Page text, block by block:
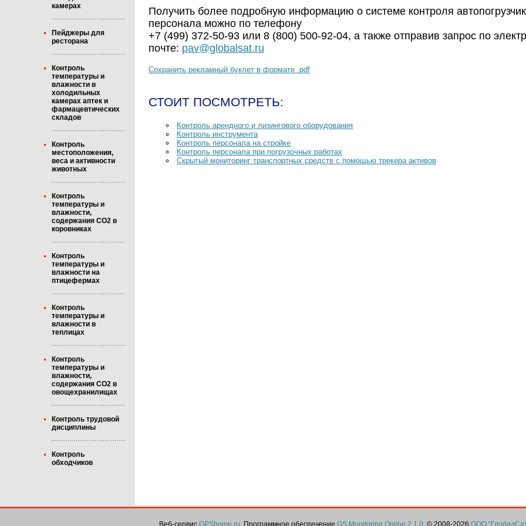
камерах
Пейджеры для
ресторана
Контроль
температуры и
влажности в
холодильных
камерах аптек и
фармацевтических
складов
Контроль
местоположения,
веса и активности
животных
Контроль
температуры и
влажности,
содержания CO2 в
коровниках
Контроль
температуры и
влажности на
птицефермах
Контроль
температуры и
влажности в
теплицах
Контроль
температуры и
влажности,
содержания CO2 в
овощехранилищах
Контроль трудовой
дисциплины
Контроль
обходчиков
Получить более подробную информацию о системе контроля
персонала можно по телефону
+7 (499) 372-50-93 или 8 (800) 500-92-04, а также отправив запрос по
почте: pav@globalsat.ru
Сохранить рекламный буклет в формате .pdf
СТОИТ ПОСМОТРЕТЬ:
Контроль арендного и лизингового оборудования
Контроль инструмента
Контроль персонала на стройке
Контроль персонала при погрузочных работах
Скрытый мониторинг транспортных средств с помощью трекера активов
Веб-сервис GPShome.ru . Программное обеспечение GS Monitoring Online 2.1.0 . © 2008-2026 ООО